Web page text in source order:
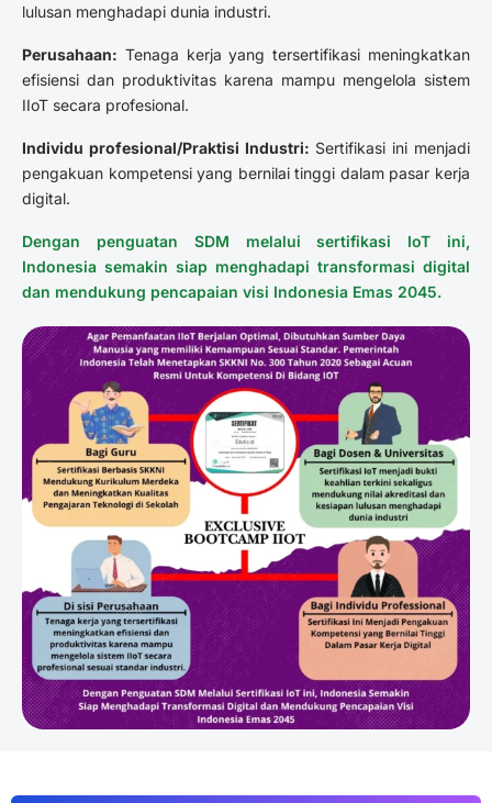
lulusan menghadapi dunia industri.
Perusahaan: Tenaga kerja yang tersertifikasi meningkatkan
efisiensi dan produktivitas karena mampu mengelola sistem
IIoT secara profesional.
Individu profesional/Praktisi Industri: Sertifikasi ini menjadi
pengakuan kompetensi yang bernilai tinggi dalam pasar kerja
digital.
Dengan penguatan SDM melalui sertifikasi IoT ini,
Indonesia semakin siap menghadapi transformasi digital
dan mendukung pencapaian visi Indonesia Emas 2045.